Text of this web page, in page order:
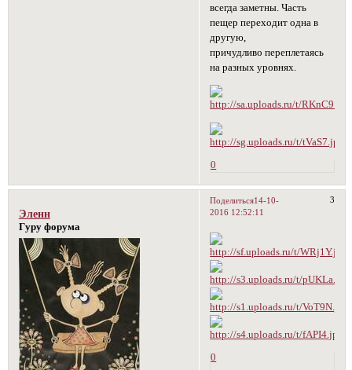
всегда заметны. Часть
пещер переходит одна в
другую,
причудливо переплетаясь
на разных уровнях.
0
Поделиться 3
14-10-
2016 12:52:11
Эленн
Гуру форума
0